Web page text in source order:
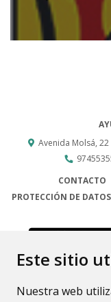
Este sitio
Nuestra web
Avenida Molsá, 22
CONTACTO
PROTECCIÓN DE DATOS